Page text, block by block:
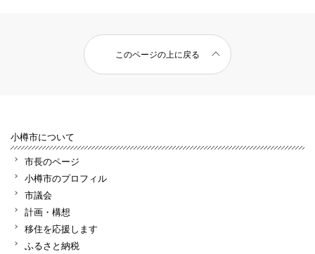
このページの上に戻る
小樽市について
市長のページ
小樽市のプロフィル
市議会
計画・構想
移住を応援します
ふるさと納税